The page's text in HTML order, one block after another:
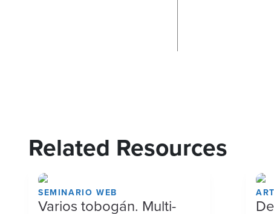
Related Resources
SEMINARIO WEB
Varios tobogán. Multi-